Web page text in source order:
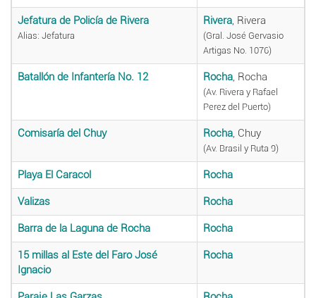
Jefatura de Policía de Rivera
Alias: Jefatura
Rivera, Rivera
(Gral. José Gervasio
Artigas No. 1076)
Batallón de Infantería No. 12 Rocha, Rocha
(Av. Rivera y Rafael
Perez del Puerto)
Comisaría del Chuy Rocha, Chuy
(Av. Brasil y Ruta 9)
Playa El Caracol Rocha
Valizas Rocha
Barra de la Laguna de Rocha Rocha
15 millas al Este del Faro José
Ignacio
Rocha